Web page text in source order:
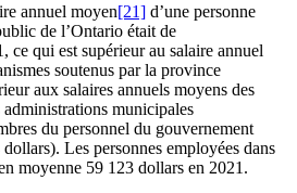
annuel moyen[21] d’une personne
de l’Ontario était de
ce qui est supérieur au salaire annuel
soutenus par la province
aux salaires annuels moyens des
municipales
du personnel du gouvernement
Les personnes employées dans
moyenne 59 123 dollars en 2021.